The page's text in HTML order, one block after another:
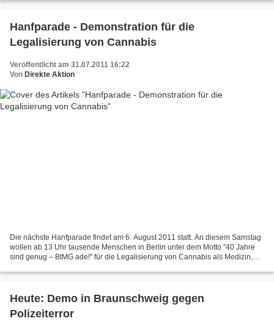
Hanfparade - Demonstration für die
Legalisierung von Cannabis
Veröffentlicht am 31.07.2011 16:22
Von Direkte Aktion
Die nächste Hanfparade findet am 6. August 2011 statt. An diesem Samstag
wollen ab 13 Uhr tausende Menschen in Berlin unter dem Motto "40 Jahre
sind genug – BtMG ade!" für die Legalisierung von Cannabis als Medizin,
Heute: Demo in Braunschweig gegen
Polizeiterror